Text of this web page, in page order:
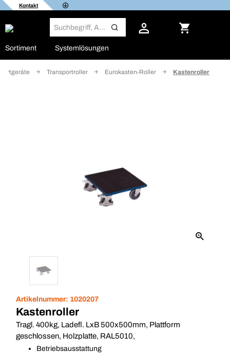
Kontakt
Sortiment Systemlösungen
Transportroller Eurokasten-Roller Kastenroller
Artikelnummer: 1020207
Kastenroller
Tragl. 400kg, Ladefl. LxB 500x500mm, Plattform
geschlossen, Holzplatte, RAL5010,
Betriebsausstattung